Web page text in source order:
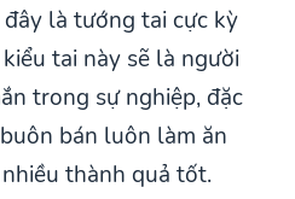
là tướng tai cực kỳ
tai này sẽ là người
trong sự nghiệp, đặc
bán luôn làm ăn
thành quả tốt.